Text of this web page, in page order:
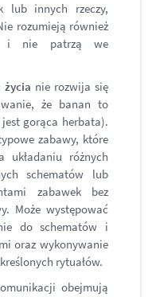
lub innych rzeczy,
rozumieją również
i nie patrzą we
życia nie rozwija się
że banan to
gorąca herbata).
zabawy, które
układaniu różnych
schematów lub
zabawek bez
Może występować
do schematów i
oraz wykonywanie
rytuałów.
obejmują